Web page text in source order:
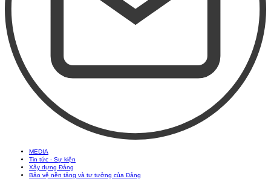
MEDIA
Tin tức - Sự kiện
Xây dựng Đảng
Bảo vệ nền tảng và tư tưởng của Đảng